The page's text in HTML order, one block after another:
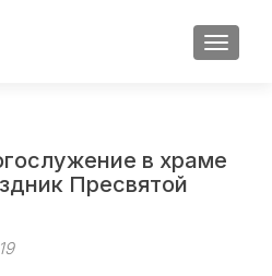
в храме
Пресвятой